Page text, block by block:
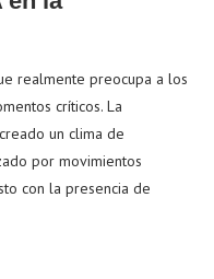
realmente preocupa a los
críticos. La
un clima de
por movimientos
con la presencia de